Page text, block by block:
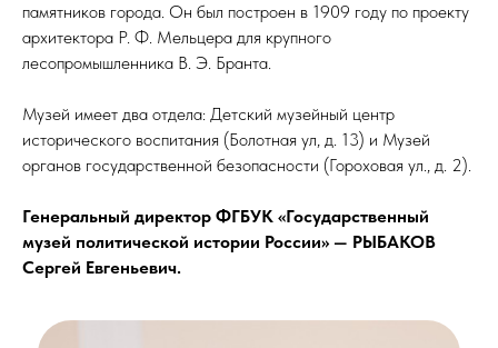
памятников города. Он был построен в 1909 году по проекту
архитектора Р. Ф. Мельцера для крупного
лесопромышленника В. Э. Бранта.
Музей имеет два отдела: Детский музейный центр
исторического воспитания (Болотная ул, д. 13) и Музей
органов государственной безопасности (Гороховая ул., д. 2).
Генеральный директор ФГБУК «Государственный
музей политической истории России» — РЫБАКОВ
Сергей Евгеньевич.